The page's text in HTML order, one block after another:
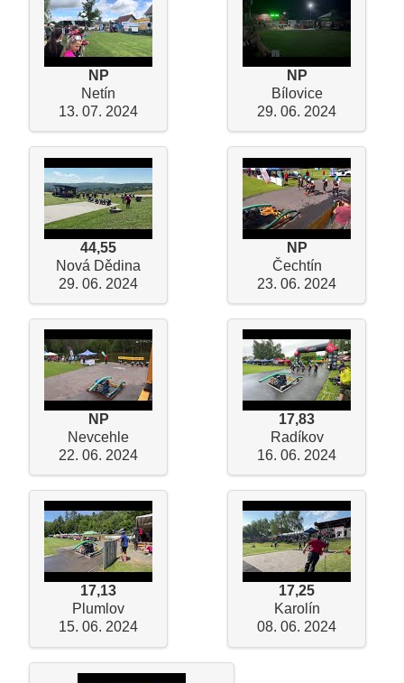
NP
Netín
13. 07. 2024
NP
Bílovice
29. 06. 2024
44,55
Nová Dědina
29. 06. 2024
NP
Čechtín
23. 06. 2024
NP
Nevcehle
22. 06. 2024
17,83
Radíkov
16. 06. 2024
17,13
Plumlov
15. 06. 2024
17,25
Karolín
08. 06. 2024